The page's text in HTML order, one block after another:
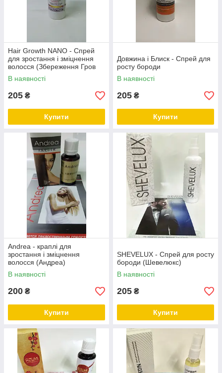
Hair Growth NANO - Спрей
для зростання і зміцнення
волосся (Збереження Гров
Нано)
В наявності
205 ₴
Купити
Довжина і Блиск - Спрей для
росту бороди
В наявності
205 ₴
Купити
Andrea - краплі для
зростання і зміцнення
волосся (Андреа)
В наявності
200 ₴
Купити
SHEVELUX - Спрей для росту
бороди (Шевелюкс)
В наявності
205 ₴
Купити